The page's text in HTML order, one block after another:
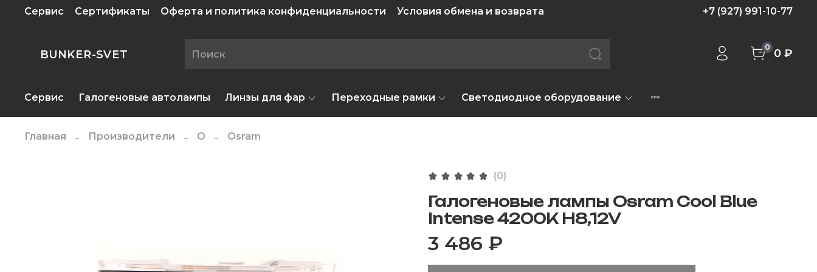
Сервис Сертификаты Оферта и политика конфиденциальности Условия обмена и возврата +7 (927) 991-10-77
BUNKER-SVET
0 0 ₽
Сервис Галогеновые автолампы Линзы для фар Переходные рамки Светодиодное оборудование
Главная Производители O Osram
(0)
Галогеновые лампы Osram Cool Blue
Intense 4200K H8,12V
3 486 ₽